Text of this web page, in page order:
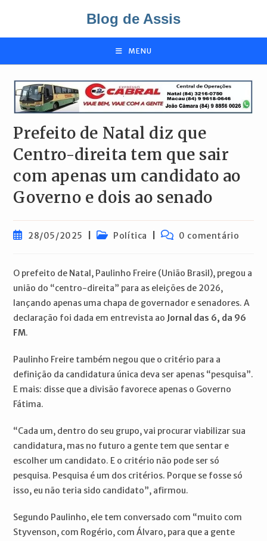
o
Blog de Assis
MENU
Prefeito de Natal diz que
Centro-direita tem que sair
com apenas um candidato ao
Governo e dois ao senado
Post28/05/2025
Categoria
Política
Comentários
0 comentário
O prefeito de Natal, Paulinho Freire (União Brasil), pregou a
união do “centro-direita” para as eleições de 2026,
lançando apenas uma chapa de governador e senadores. A
declaração foi dada em entrevista ao Jornal das 6, da 96
FM.
Paulinho Freire também negou que o critério para a
definição da candidatura única deva ser apenas “pesquisa”.
E mais: disse que a divisão favorece apenas o Governo
Fátima.
“Cada um, dentro do seu grupo, vai procurar viabilizar sua
candidatura, mas no futuro a gente tem que sentar e
escolher um candidato. E o critério não pode ser só
pesquisa. Pesquisa é um dos critérios. Porque se fosse só
isso, eu não teria sido candidato”, afirmou.
Segundo Paulinho, ele tem conversado com “muito com
Styvenson, com Rogério, com Álvaro, para que a gente